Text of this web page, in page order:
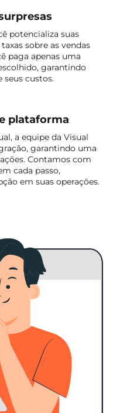
potencializa suas
sobre as vendas
paga apenas uma
garantindo
seus custos.
plataforma
a equipe da Visual
garantindo uma
Contamos com
cada passo,
em suas operações.